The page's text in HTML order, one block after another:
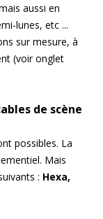
aussi en
lunes, etc ...
sur mesure, à
(voir onglet
de scène
possibles. La
Mais
: Hexa,